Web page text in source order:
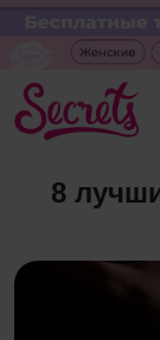
8